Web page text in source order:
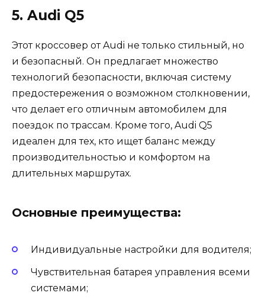
5. Audi Q5
Этот кроссовер от Audi не только стильный, но
и безопасный. Он предлагает множество
технологий безопасности, включая систему
предостережения о возможном столкновении,
что делает его отличным автомобилем для
поездок по трассам. Кроме того, Audi Q5
идеален для тех, кто ищет баланс между
производительностью и комфортом на
длительных маршрутах.
Основные преимущества:
Индивидуальные настройки для водителя;
Чувствительная батарея управления всеми
системами;